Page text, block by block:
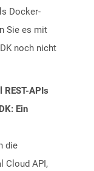
Docker-
Sie es mit
noch nicht
APIs
Ein
die
Cloud API,